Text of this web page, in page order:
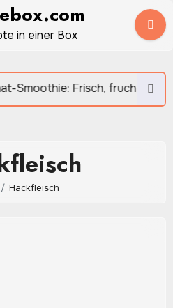
in einer Box
Frisch, fruchtig und in wenigen
Hackfleisch